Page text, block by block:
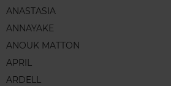
ANASTASIA
ANNAYAKE
ANOUK MATTON
APRIL
ARDELL